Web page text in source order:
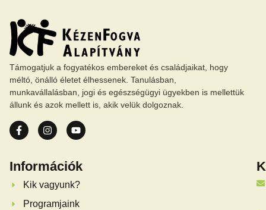
Támogatjuk a fogyatékos embereket és családjaikat, hogy
méltó, önálló életet élhessenek. Tanulásban,
munkavállalásban, jogi és egészségügyi ügyekben is mellettük
állunk és azok mellett is, akik velük dolgoznak.
Információk
Kik vagyunk?
Programjaink